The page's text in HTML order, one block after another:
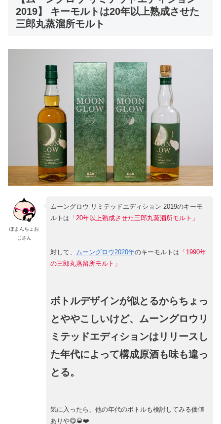
2019】 キーモルトは20年以上熟成させた
三郎丸蒸溜所モルト
ぽよんちょお
じさん
ムーングロウ リミテッドエディション 2019のキーモ
ルトは 「20年以上熟成させた三郎丸蒸溜所モルト」
対して、 ムーングロウ2020年のキーモルトは 「1990年
の三郎丸蒸留所モルト」
ボトルデザインが似とるからちょっ
とややこしいけど、ムーングロウリ
ミテッドエディションはリリースし
た年代によって構成原酒も味も違っ
とる。
気に入ったら、他の年代のボトルも検討してみる価値
ありや😋🥃❤️